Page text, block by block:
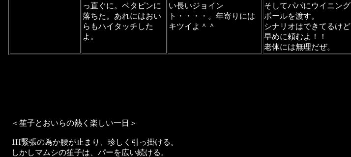
＜笙子とおいらの熱く楽しい一日＞
1H緊張の為か腰が止まり、珍しく引っ掛ける。
しかしマムシの笙子は、パーを広い続ける。
っ直ぐに。ベタピンに
落ちた。あれにはおい
らもハイタッチした
よ。
い長いジョイン
ト・・・・。年寄りには
キツイよ＾＾
そしてパパにウイニング
ボールを渡す。
シナリオはできてるけど
早めに頼むよ！！
老体には無理だぜ。